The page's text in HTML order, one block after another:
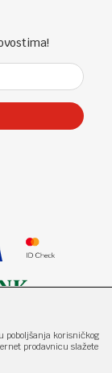
prikazu slika i samih
kompletne i bez
ponude i ne
poboljšanja korisničkog
prodavnicu slažete